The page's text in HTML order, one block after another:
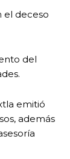
el deceso
del
emitió
además